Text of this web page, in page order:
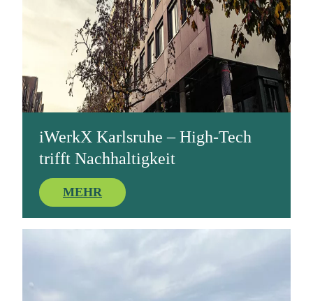
iWerkX Karlsruhe – High-Tech
trifft Nachhaltigkeit
MEHR